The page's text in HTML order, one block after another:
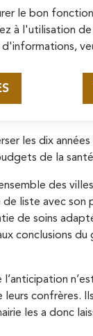
le bon
à l'utilisation
Pontoise
Soutenez la
Saint-Maclou
Les
les dix
de la santé
des
liste avec
de soins
conclusions
confrères.
les a donc